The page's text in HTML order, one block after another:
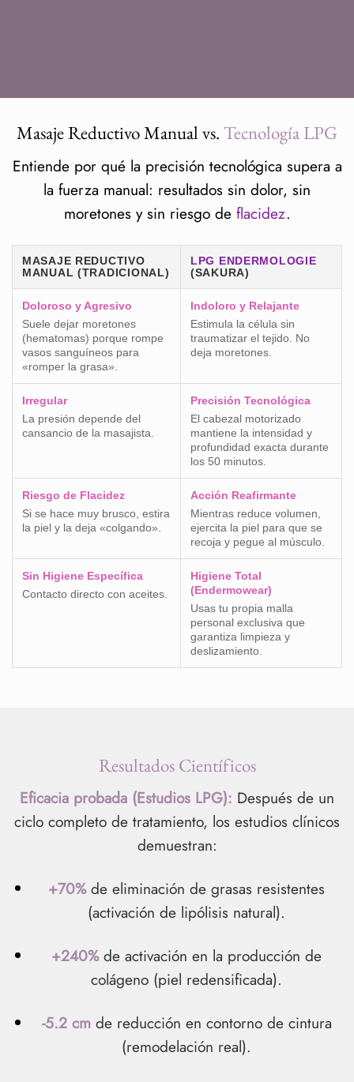
Masaje Reductivo Manual vs. Tecnología LPG
Entiende por qué la precisión tecnológica supera a
la fuerza manual: resultados sin dolor, sin
moretones y sin riesgo de flacidez.
MASAJE REDUCTIVO
MANUAL (TRADICIONAL)
LPG ENDERMOLOGIE
(SAKURA)
Doloroso y Agresivo
Suele dejar moretones
(hematomas) porque rompe
vasos sanguíneos para
«romper la grasa».
Indoloro y Relajante
Estimula la célula sin
traumatizar el tejido. No
deja moretones.
Irregular
La presión depende del
cansancio de la masajista.
Precisión Tecnológica
El cabezal motorizado
mantiene la intensidad y
profundidad exacta durante
los 50 minutos.
Riesgo de Flacidez
Si se hace muy brusco, estira
la piel y la deja «colgando».
Acción Reafirmante
Mientras reduce volumen,
ejercita la piel para que se
recoja y pegue al músculo.
Sin Higiene Específica
Contacto directo con aceites.
Higiene Total
(Endermowear)
Usas tu propia malla
personal exclusiva que
garantiza limpieza y
deslizamiento.
Resultados Científicos
Eficacia probada (Estudios LPG): Después de un
ciclo completo de tratamiento, los estudios clínicos
demuestran:
+70% de eliminación de grasas resistentes
(activación de lipólisis natural).
+240% de activación en la producción de
colágeno (piel redensificada).
-5.2 cm de reducción en contorno de cintura
(remodelación real).